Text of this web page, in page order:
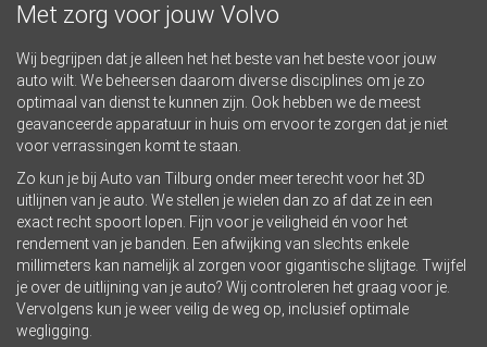
Met zorg voor jouw Volvo
Wij begrijpen dat je alleen het het beste van het beste voor jouw
auto wilt. We beheersen daarom diverse disciplines om je zo
optimaal van dienst te kunnen zijn. Ook hebben we de meest
geavanceerde apparatuur in huis om ervoor te zorgen dat je niet
voor verrassingen komt te staan.
Zo kun je bij Auto van Tilburg onder meer terecht voor het 3D
uitlijnen van je auto. We stellen je wielen dan zo af dat ze in een
exact recht spoort lopen. Fijn voor je veiligheid én voor het
rendement van je banden. Een afwijking van slechts enkele
millimeters kan namelijk al zorgen voor gigantische slijtage. Twijfel
je over de uitlijning van je auto? Wij controleren het graag voor je.
Vervolgens kun je weer veilig de weg op, inclusief optimale
wegligging.